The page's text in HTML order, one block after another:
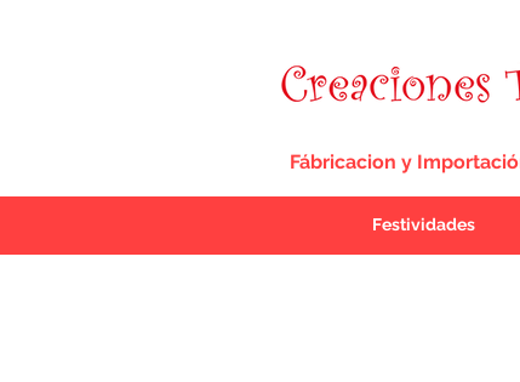
Fábricacion y
Festividades